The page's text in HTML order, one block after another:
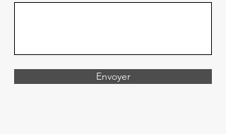
Envoyer